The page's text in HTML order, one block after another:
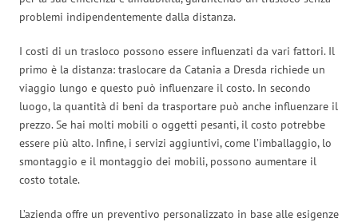
problemi indipendentemente dalla distanza.
I costi di un trasloco possono essere influenzati da vari fattori. Il
primo è la distanza: traslocare da Catania a Dresda richiede un
viaggio lungo e questo può influenzare il costo. In secondo
luogo, la quantità di beni da trasportare può anche influenzare il
prezzo. Se hai molti mobili o oggetti pesanti, il costo potrebbe
essere più alto. Infine, i servizi aggiuntivi, come l’imballaggio, lo
smontaggio e il montaggio dei mobili, possono aumentare il
costo totale.
L’azienda offre un preventivo personalizzato in base alle esigenze